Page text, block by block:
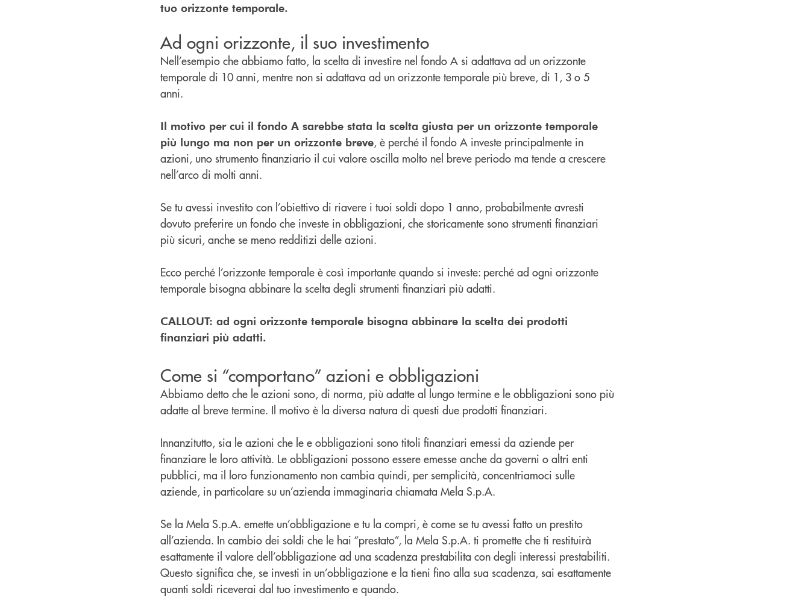
tuo orizzonte temporale.
Ad ogni orizzonte, il suo investimento
Nell’esempio che abbiamo fatto, la scelta di investire nel fondo A si adattava ad un orizzonte
temporale di 10 anni, mentre non si adattava ad un orizzonte temporale più breve, di 1, 3 o 5
anni.
Il motivo per cui il fondo A sarebbe stata la scelta giusta per un orizzonte temporale
più lungo ma non per un orizzonte breve, è perché il fondo A investe principalmente in
azioni, uno strumento finanziario il cui valore oscilla molto nel breve periodo ma tende a crescere
nell’arco di molti anni.
Se tu avessi investito con l’obiettivo di riavere i tuoi soldi dopo 1 anno, probabilmente avresti
dovuto preferire un fondo che investe in obbligazioni, che storicamente sono strumenti finanziari
più sicuri, anche se meno redditizi delle azioni.
Ecco perché l’orizzonte temporale è così importante quando si investe: perché ad ogni orizzonte
temporale bisogna abbinare la scelta degli strumenti finanziari più adatti.
CALLOUT: ad ogni orizzonte temporale bisogna abbinare la scelta dei prodotti
finanziari più adatti.
Come si “comportano” azioni e obbligazioni
Abbiamo detto che le azioni sono, di norma, più adatte al lungo termine e le obbligazioni sono più
adatte al breve termine. Il motivo è la diversa natura di questi due prodotti finanziari.
Innanzitutto, sia le azioni che le e obbligazioni sono titoli finanziari emessi da aziende per
finanziare le loro attività. Le obbligazioni possono essere emesse anche da governi o altri enti
pubblici, ma il loro funzionamento non cambia quindi, per semplicità, concentriamoci sulle
aziende, in particolare su un’azienda immaginaria chiamata Mela S.p.A.
Se la Mela S.p.A. emette un’obbligazione e tu la compri, è come se tu avessi fatto un prestito
all’azienda. In cambio dei soldi che le hai “prestato”, la Mela S.p.A. ti promette che ti restituirà
esattamente il valore dell’obbligazione ad una scadenza prestabilita con degli interessi prestabiliti.
Questo significa che, se investi in un’obbligazione e la tieni fino alla sua scadenza, sai esattamente
quanti soldi riceverai dal tuo investimento e quando.